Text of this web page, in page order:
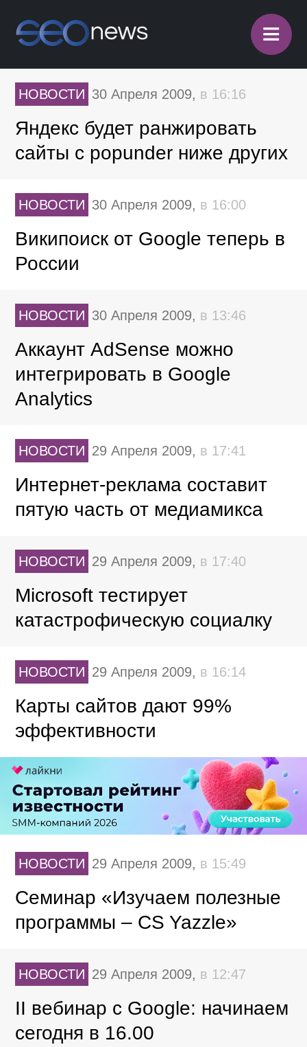
≡
НОВОСТИ 30 Апреля 2009, в 16:16
Яндекс будет ранжировать
сайты с popunder ниже других
НОВОСТИ 30 Апреля 2009, в 16:00
Википоиск от Google теперь в
России
НОВОСТИ 30 Апреля 2009, в 13:46
Аккаунт AdSense можно
интегрировать в Google
Analytics
НОВОСТИ 29 Апреля 2009, в 17:41
Интернет-реклама составит
пятую часть от медиамикса
НОВОСТИ 29 Апреля 2009, в 17:40
Microsoft тестирует
катастрофическую социалку
НОВОСТИ 29 Апреля 2009, в 16:14
Карты сайтов дают 99%
эффективности
НОВОСТИ 29 Апреля 2009, в 15:49
Семинар «Изучаем полезные
программы – CS Yazzle»
НОВОСТИ 29 Апреля 2009, в 12:47
II вебинар с Google: начинаем
сегодня в 16.00